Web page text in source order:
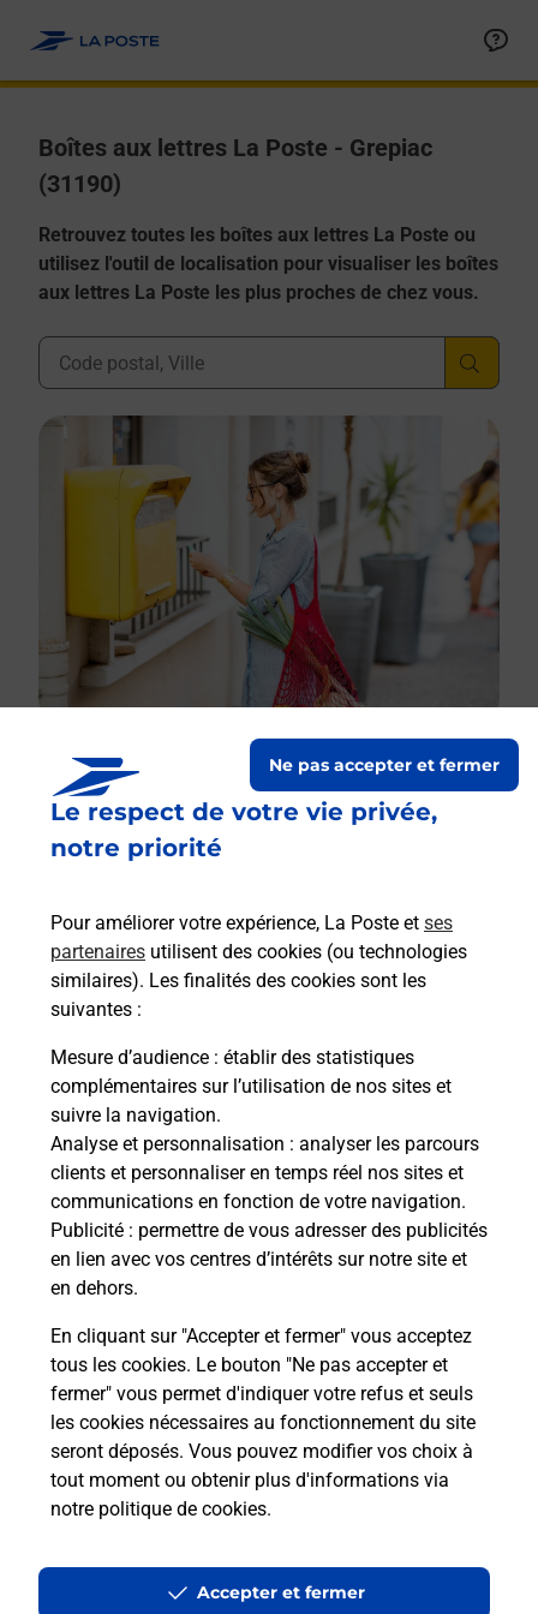
Le respect de votre vie privée,
notre priorité
Pour améliorer votre expérience, La Poste et ses
partenaires utilisent des cookies (ou technologies
similaires). Les finalités des cookies sont les
suivantes :
Mesure d’audience : établir des statistiques
complémentaires sur l’utilisation de nos sites et
suivre la navigation.
Analyse et personnalisation : analyser les parcours
clients et personnaliser en temps réel nos sites et
communications en fonction de votre navigation.
Publicité : permettre de vous adresser des publicités
en lien avec vos centres d’intérêts sur notre site et
en dehors.
En cliquant sur "Accepter et fermer" vous acceptez
tous les cookies. Le bouton "Ne pas accepter et
fermer" vous permet d'indiquer votre refus et seuls
les cookies nécessaires au fonctionnement du site
seront déposés. Vous pouvez modifier vos choix à
tout moment ou obtenir plus d'informations via
notre politique de cookies.
Ne pas accepter et fermer
Accepter et fermer
Boîtes aux lettres La Poste - Grepiac
(31190)
Retrouvez toutes les boîtes aux lettres La Poste ou
utilisez l'outil de localisation pour visualiser les boîtes
aux lettres La Poste les plus proches de chez vous.
Ville, Département, Code Postal
Boîte aux lettres La Poste
29 Grande Rue Saint Martin
31190 Grepiac
Le lien s'ouvre dans un nouvel onglet
Boîte aux lettres La Poste
Collecte du courrier aujourd'hui à 09h30
Place Du Caroubier
31190 Grepiac
Le lien s'ouvre dans un nouvel onglet
Localiser Liste Boîtes aux lettres Haute-Garonne Grepiac
Accessibilité : partiellement conforme